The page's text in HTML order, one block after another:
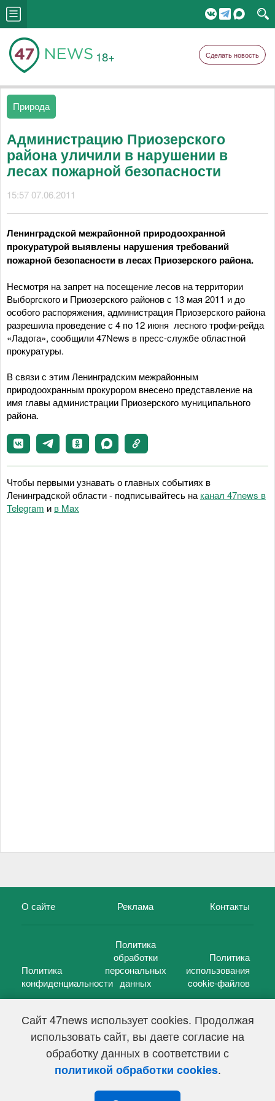
Сайт 47news использует cookies. Продолжая
использовать сайт, вы даете согласие на
обработку данных в соответствии с
политикой обработки cookies.
18+ Сделать новость
Природа
Администрацию Приозерского
района уличили в нарушении в
лесах пожарной безопасности
15:57 07.06.2011
Ленинградской межрайонной природоохранной
прокуратурой выявлены нарушения требований
пожарной безопасности в лесах Приозерского района.
Несмотря на запрет на посещение лесов на территории
Выборгского и Приозерского районов с 13 мая 2011 и до
особого распоряжения, администрация Приозерского района
разрешила проведение с 4 по 12 июня лесного трофи-рейда
«Ладога», сообщили 47News в пресс-службе областной
прокуратуры.
В связи с этим Ленинградским межрайонным
природоохранным прокурором внесено представление на
имя главы администрации Приозерского муниципального
района.
Чтобы первыми узнавать о главных событиях в
Ленинградской области - подписывайтесь на канал 47news в
Telegram и в Maх
О сайте Реклама Контакты
Политика
конфиденциальности
Политика
обработки
персональных
данных
Политика
использования
cookie-файлов
47 новостей (47 news)2005 — 2026 г.
Свидетельство о регистрации СМИ Эл № ФС 77-39848, выдано
Федеральной службой по надзору в сфере связи,
информационных технологий и массовых коммуникаций